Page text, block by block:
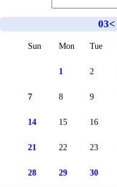
03<
Sun Mon Tue
1 2
7 8 9
14 15 16
21 22 23
28 29 30